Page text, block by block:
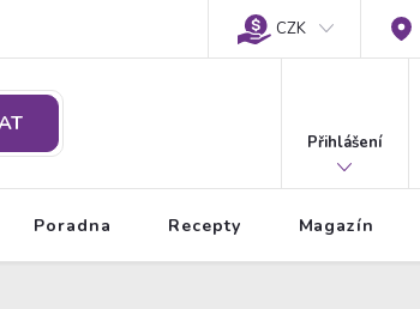
CZK
Přihlášení
Poradna Recepty Magazín